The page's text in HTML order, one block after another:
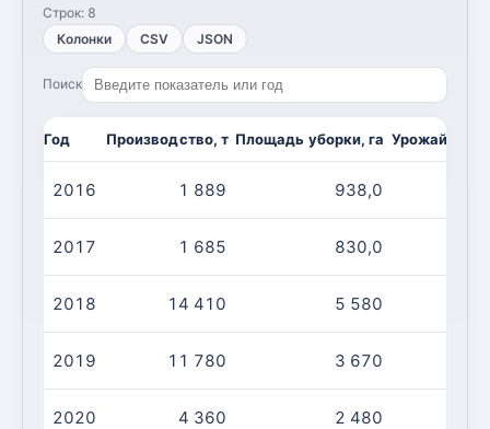
Строк: 8
Колонки
CSV JSON
Поиск
Год Производство, т Площадь уборки, га
2016 1 889 938,0
2017 1 685 830,0
2018 14 410 5 580
2019 11 780 3 670
2020 4 360 2 480